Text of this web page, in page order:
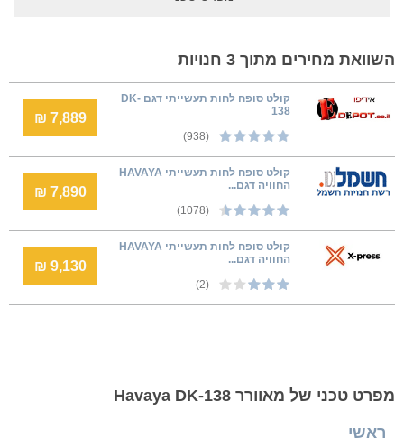
השוואת מחירים מתוך 3 חנויות
קולט סופח לחות תעשייתי דגם DK-
138
(938)
7,889 ₪
קולט סופח לחות תעשייתי HAVAYA
החוויה דגם...
(1078)
7,890 ₪
קולט סופח לחות תעשייתי HAVAYA
החוויה דגם...
(2)
9,130 ₪
מפרט טכני של מאוורר Havaya DK-138
ראשי